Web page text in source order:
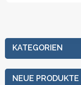
KATEGORIEN
NEUE PRODUKTE